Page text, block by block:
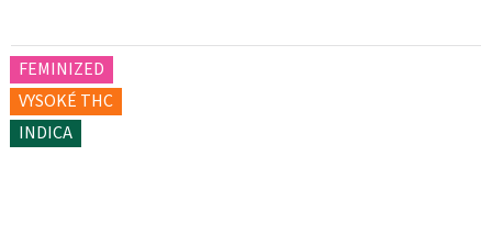
FEMINIZED
VYSOKÉ THC
INDICA